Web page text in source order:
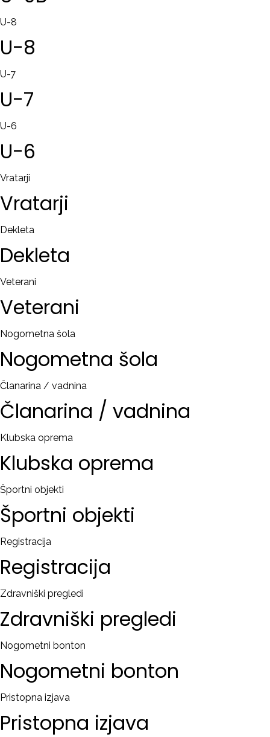
U-8
U-8
U-7
U-7
U-6
U-6
Vratarji
Vratarji
Dekleta
Dekleta
Veterani
Veterani
Nogometna šola
Nogometna šola
Članarina / vadnina
Članarina / vadnina
Klubska oprema
Klubska oprema
Športni objekti
Športni objekti
Registracija
Registracija
Zdravniški pregledi
Zdravniški pregledi
Nogometni bonton
Nogometni bonton
Pristopna izjava
Pristopna izjava